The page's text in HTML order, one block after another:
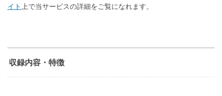
イト
上で当サービスの詳細をご覧になれます。
収録内容・特徴